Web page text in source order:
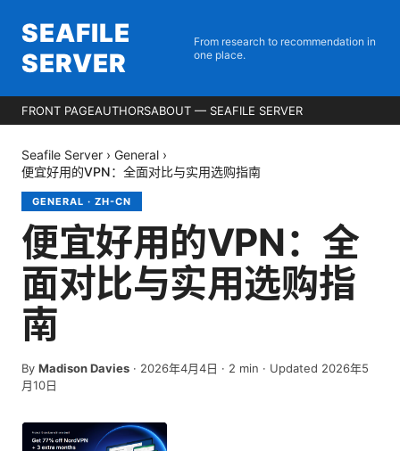
SEAFILE
SERVER
From research to recommendation in
one place.
FRONT PAGEAUTHORSABOUT — SEAFILE SERVER
Seafile Server › General ›
便宜好用的VPN：全面对比与实用选购指南
GENERAL · ZH-CN
便宜好用的VPN：全
面对比与实用选购指
南
By Madison Davies · 2026年4月4日 · 2 min · Updated 2026年5
月10日